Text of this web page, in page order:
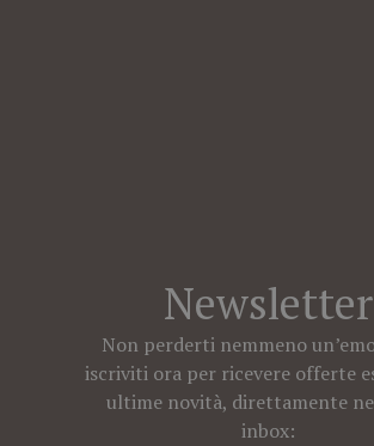
Newsletter
Non perderti nemmeno
iscriviti ora per ricevere offerte
ultime novità, direttamente
inbox: